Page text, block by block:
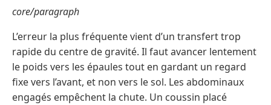
core/paragraph
L’erreur la plus fréquente vient d’un transfert trop
rapide du centre de gravité. Il faut avancer lentement
le poids vers les épaules tout en gardant un regard
fixe vers l’avant, et non vers le sol. Les abdominaux
engagés empêchent la chute. Un coussin placé